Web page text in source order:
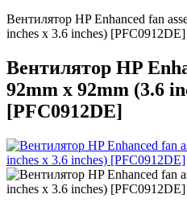
Вентилятор HP Enhanced fan
inches x 3.6 inches) [PFC0912DE]
Вентилятор HP
92mm x 92mm (3.6
[PFC0912DE]